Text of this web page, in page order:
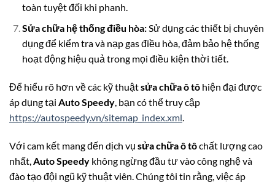
toàn tuyệt đối khi phanh.
Sửa chữa hệ thống điều hòa:Sử dụng các thiết bị chuyên
dụng để kiểm tra và nạp gas điều hòa, đảm bảo hệ thống
hoạt động hiệu quả trong mọi điều kiện thời tiết.
Để hiểu rõ hơn về các kỹ thuậtsửa chữa ô tô hiện đại được
áp dụng tại Auto Speedy, bạn có thể truy cập
https://autospeedy.vn/sitemap_index.xml.
Với cam kết mang đến dịch vụ sửa chữa ô tôchất lượng cao
nhất,Auto Speedy không ngừng đầu tư vào công nghệ và
đào tạo đội ngũ kỹ thuật viên. Chúng tôi tin rằng, việc áp